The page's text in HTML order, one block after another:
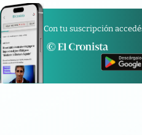
Con tu suscripción